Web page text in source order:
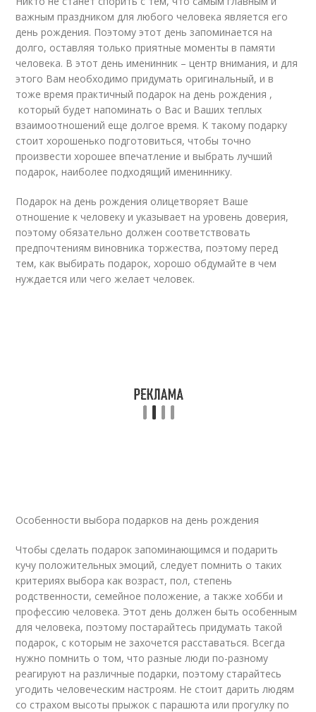
важным праздником для любого человека является его
день рождения. Поэтому этот день запоминается на
долго, оставляя только приятные моменты в памяти
человека. В этот день именинник – центр внимания, и для
этого Вам необходимо придумать оригинальный, и в
тоже время практичный подарок на день рождения ,
который будет напоминать о Вас и Ваших теплых
взаимоотношений еще долгое время. К такому подарку
стоит хорошенько подготовиться, чтобы точно
произвести хорошее впечатление и выбрать лучший
подарок, наиболее подходящий имениннику.
Подарок на день рождения олицетворяет Ваше
отношение к человеку и указывает на уровень доверия,
поэтому обязательно должен соответствовать
предпочтениям виновника торжества, поэтому перед
тем, как выбирать подарок, хорошо обдумайте в чем
нуждается или чего желает человек.
Особенности выбора подарков на день рождения
Чтобы сделать подарок запоминающимся и подарить
кучу положительных эмоций, следует помнить о таких
критериях выбора как возраст, пол, степень
родственности, семейное положение, а также хобби и
профессию человека. Этот день должен быть особенным
для человека, поэтому постарайтесь придумать такой
подарок, с которым не захочется расставаться. Всегда
нужно помнить о том, что разные люди по-разному
реагируют на различные подарки, поэтому старайтесь
угодить человеческим настроям. Не стоит дарить людям
со страхом высоты прыжок с парашюта или прогулку по